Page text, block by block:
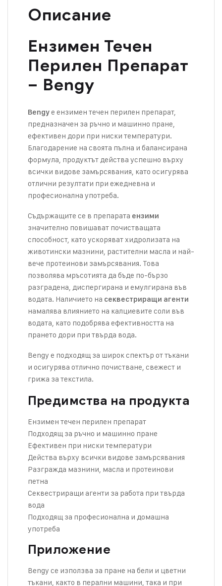
Описание
Eнзимен Течен
Перилен Препарат
– Bengy
Bengyе ензимен течен перилен препарат,
предназначен за ръчно и машинно пране,
ефективен дори при ниски температури.
Благодарение на своята пълна и балансирана
формула, продуктът действа успешно върху
всички видове замърсявания, като осигурява
отлични резултати при ежедневна и
професионална употреба.
Съдържащите се в препарата ензими
значително повишават почистващата
способност, като ускоряват хидролизата на
животински мазнини, растителни масла и най-
вече протеинови замърсявания. Това
позволява мръсотията да бъде по-бързо
разградена, диспергирана и емулгирана във
водата. Наличието на секвестриращи агенти
намалява влиянието на калциевите соли във
водата, като подобрява ефективността на
прането дори при твърда вода.
Bengy е подходящ за широк спектър от тъкани
и осигурява отлично почистване, свежест и
грижа за текстила.
Предимства на продукта
Ензимен течен перилен препарат
Подходящ за ръчно и машинно пране
Ефективен при ниски температури
Действа върху всички видове замърсявания
Разгражда мазнини, масла и протеинови
петна
Секвестриращи агенти за работа при твърда
вода
Подходящ за професионална и домашна
употреба
Приложение
Bengy се използва за пране на бели и цветни
тъкани, както в перални машини, така и при